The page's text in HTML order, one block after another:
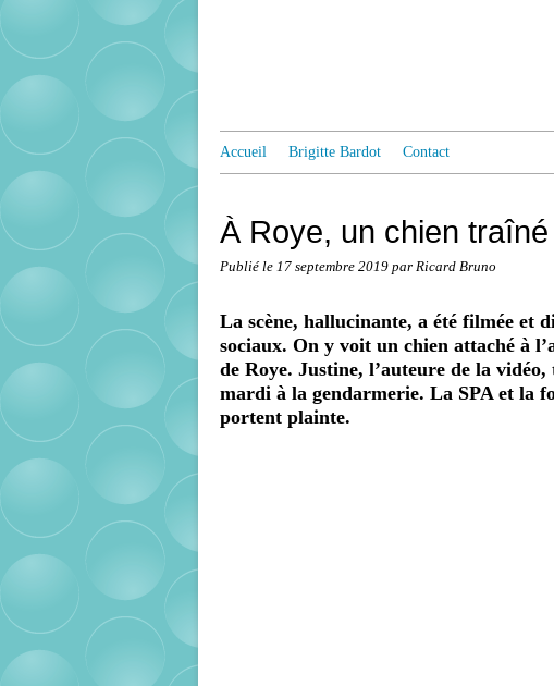
Accueil Brigitte Bardot Contact
À Roye, un chien traîné
Publié le 17 septembre 2019 par Ricard Bruno
La scène, hallucinante, a été filmée et
sociaux. On y voit un chien attaché à
de Roye. Justine, l’auteure de la
mardi à la gendarmerie. La SPA et la
portent plainte.